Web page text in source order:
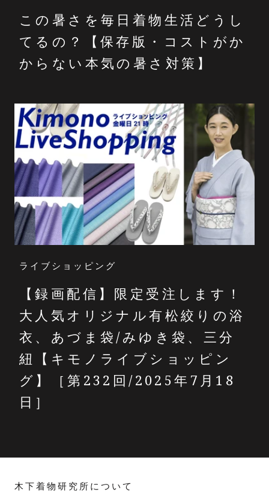
この暑さを毎日着物生活どうし
てるの？【保存版・コストがか
からない本気の暑さ対策】
ライブショッピング
【録画配信】限定受注します！
大人気オリジナル有松絞りの浴
衣、あづま袋/みゆき袋、三分
紐【キモノライブショッピン
グ】［第232回/2025年7月18
日］
木下着物研究所について